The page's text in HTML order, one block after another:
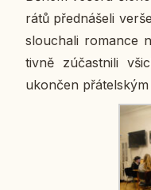
rá­tů před­ná­še­li
slou­cha­li ro­man­ce
tiv­ně zú­čast­ni­li
ukon­čen přá­tel­ským